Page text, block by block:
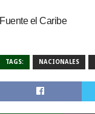
Fuente el Caribe
TAGS: NACIONALES